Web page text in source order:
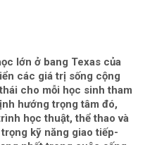
lớn ở bang Texas của
các giá trị sống cộng
cho mỗi học sinh tham
hướng trọng tâm đó,
học thuật, thể thao và
kỹ năng giao tiếp-